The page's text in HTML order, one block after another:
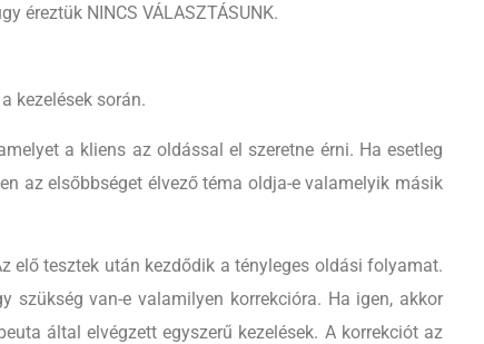
éreztük NINCS VÁLASZTÁSUNK.
kezelések során.
a kliens az oldással el szeretne érni. Ha esetleg
az elsőbbséget élvező téma oldja-e valamelyik másik
elő tesztek után kezdődik a tényleges oldási folyamat.
szükség van-e valamilyen korrekcióra. Ha igen, akkor
által elvégzett egyszerű kezelések. A korrekciót az